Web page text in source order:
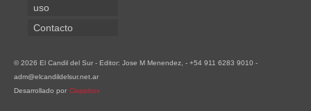
uso
Contacto
© 2026 El Candil del Sur - Editor: Jose M Menendez, - +54 911 6283 9010 -
adm@elcandildelsur.net.ar
Desarrollado por Clappbox